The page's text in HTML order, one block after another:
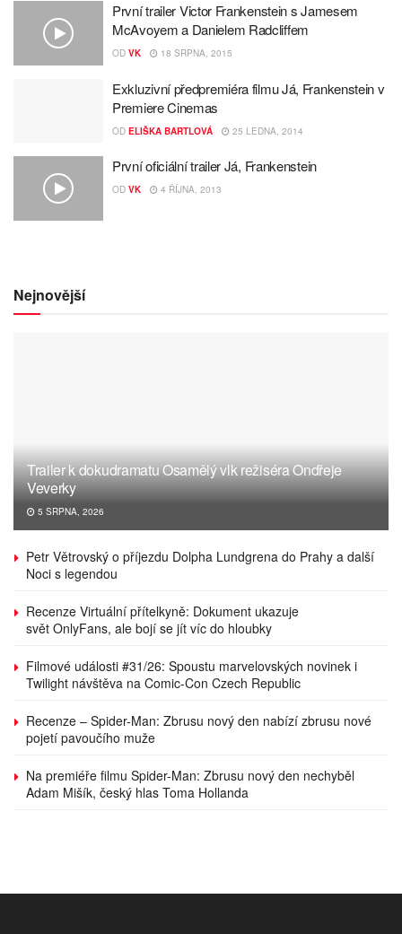
První trailer Victor Frankenstein s Jamesem
McAvoyem a Danielem Radcliffem
OD VK 18 SRPNA, 2015
Exkluzivní předpremiéra filmu Já, Frankenstein v
Premiere Cinemas
OD ELIŠKA BARTLOVÁ 25 LEDNA, 2014
První oficiální trailer Já, Frankenstein
OD VK 4 ŘÍJNA, 2013
Nejnovější
Trailer k dokudramatu Osamělý vlk režiséra Ondřeje
Veverky
5 SRPNA, 2026
Petr Větrovský o příjezdu Dolpha Lundgrena do Prahy a další
Noci s legendou
Recenze Virtuální přítelkyně: Dokument ukazuje
svět OnlyFans, ale bojí se jít víc do hloubky
Filmové události #31/26: Spoustu marvelovských novinek i
Twilight návštěva na Comic-Con Czech Republic
Recenze – Spider-Man: Zbrusu nový den nabízí zbrusu nové
pojetí pavoučího muže
Na premiéře filmu Spider-Man: Zbrusu nový den nechyběl
Adam Mišík, český hlas Toma Hollanda